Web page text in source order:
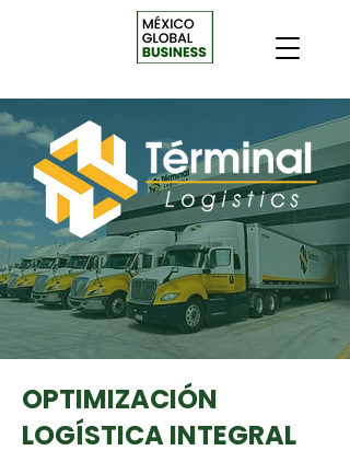
OPTIMIZACIÓN
LOGÍSTICA INTEGRAL